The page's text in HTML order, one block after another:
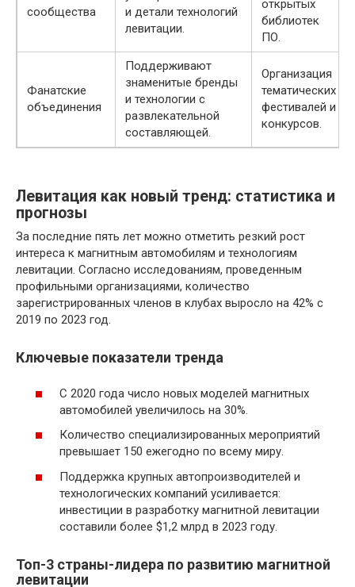
сообщества
и детали технологий
левитации.
открытых
библиотек
ПО.
Фанатские
объединения
Поддерживают
знаменитые бренды
и технологии с
развлекательной
составляющей.
Организация
тематических
фестивалей и
конкурсов.
Левитация как новый тренд: статистика и
прогнозы
За последние пять лет можно отметить резкий рост
интереса к магнитным автомобилям и технологиям
левитации. Согласно исследованиям, проведенным
профильными организациями, количество
зарегистрированных членов в клубах выросло на 42% с
2019 по 2023 год.
Ключевые показатели тренда
С 2020 года число новых моделей магнитных
автомобилей увеличилось на 30%.
Количество специализированных мероприятий
превышает 150 ежегодно по всему миру.
Поддержка крупных автопроизводителей и
технологических компаний усиливается:
инвестиции в разработку магнитной левитации
составили более $1,2 млрд в 2023 году.
Топ-3 страны-лидера по развитию магнитной
левитации